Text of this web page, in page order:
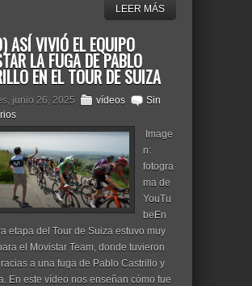
LEER MÁS
ASÍ VIVIÓ EL EQUIPO
LA FUGA DE PABLO
EN EL TOUR DE SUIZA
junio 26, 2025 vídeos
Sin
Image
n:
fotogra
ma de
YouTu
beEn
etapa del Tour de Suiza estuvo muy
el Movistar Team, donde tuvieron
a una fuga de Pablo Castrillo y
En este vídeo nos enseñan cómo fue